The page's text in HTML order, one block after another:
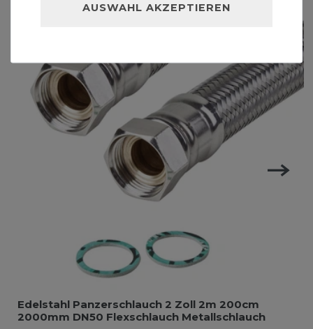
Edelstahl Panzerschlauch 2 Zoll 2m 200cm
2000mm DN50 Flexschlauch Metallschlauch
AUSWAHL AKZEPTIEREN